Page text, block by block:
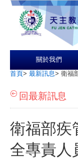
關於我們
首頁> 最新訊息> 衛福
回最新訊息
衛福部疾
全專責人